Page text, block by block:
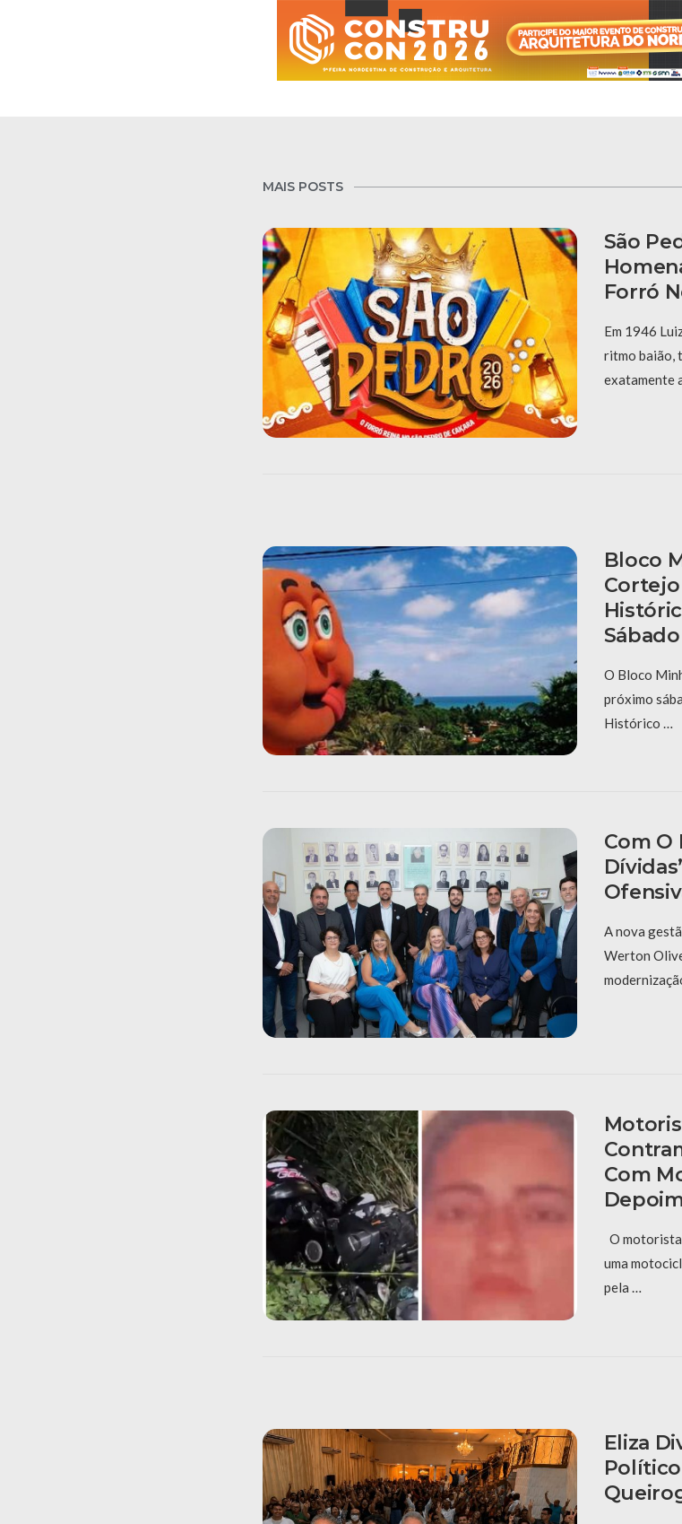
MAIS POSTS
São
Forró
Em 1946
ritmo baião,
exatamente
Bloco
Sábado
O Bloco
próximo
Histórico …
Com O
A nova
Werton
Com
O
uma
pela …
Eliza